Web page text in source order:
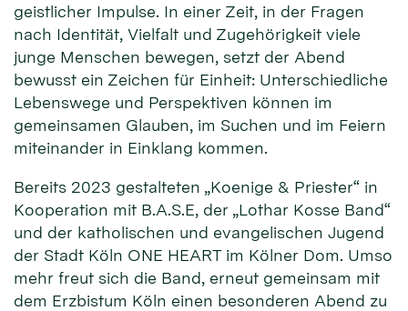
geistlicher Impulse. In einer Zeit, in der Fragen
nach Identität, Vielfalt und Zugehörigkeit viele
junge Menschen bewegen, setzt der Abend
bewusst ein Zeichen für Einheit: Unterschiedliche
Lebenswege und Perspektiven können im
gemeinsamen Glauben, im Suchen und im Feiern
miteinander in Einklang kommen.
Bereits 2023 gestalteten „Koenige & Priester“ in
Kooperation mit B.A.S.E, der „Lothar Kosse Band“
und der katholischen und evangelischen Jugend
der Stadt Köln ONE HEART im Kölner Dom. Umso
mehr freut sich die Band, erneut gemeinsam mit
dem Erzbistum Köln einen besonderen Abend zu